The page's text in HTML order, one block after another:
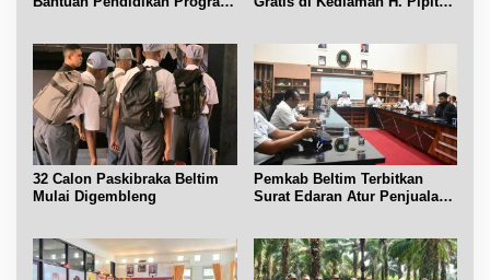
32 Calon Paskibraka Beltim
Mulai Digembleng
Pemkab Beltim Terbitkan
Surat Edaran Atur Penjualan